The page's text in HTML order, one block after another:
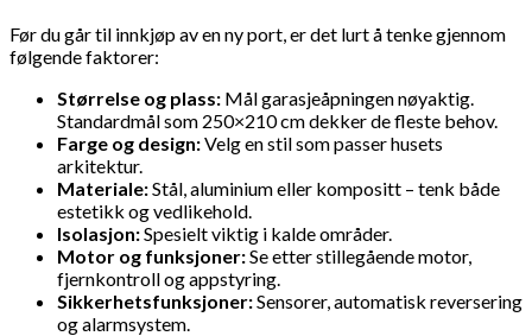
Før du går til innkjøp av en ny port, er det lurt å tenke gjennom
følgende faktorer:
Størrelse og plass: Mål garasjeåpningen nøyaktig.
Standardmål som 250×210 cm dekker de fleste behov.
Farge og design:Velg en stil som passer husets
arkitektur.
Materiale:Stål, aluminium eller kompositt – tenk både
estetikk og vedlikehold.
Isolasjon:Spesielt viktig i kalde områder.
Motor og funksjoner:Se etter stillegående motor,
fjernkontroll og appstyring.
Sikkerhetsfunksjoner:Sensorer, automatisk reversering
og alarmsystem.